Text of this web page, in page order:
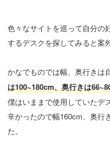
色々なサイトを巡って自分の
するデスクを探してみると案
かなでものでは幅、奥行きは
は100~180cm、奥行きは
僕はいままで使用していたデ
辛かったので幅160cm、奥行
た。